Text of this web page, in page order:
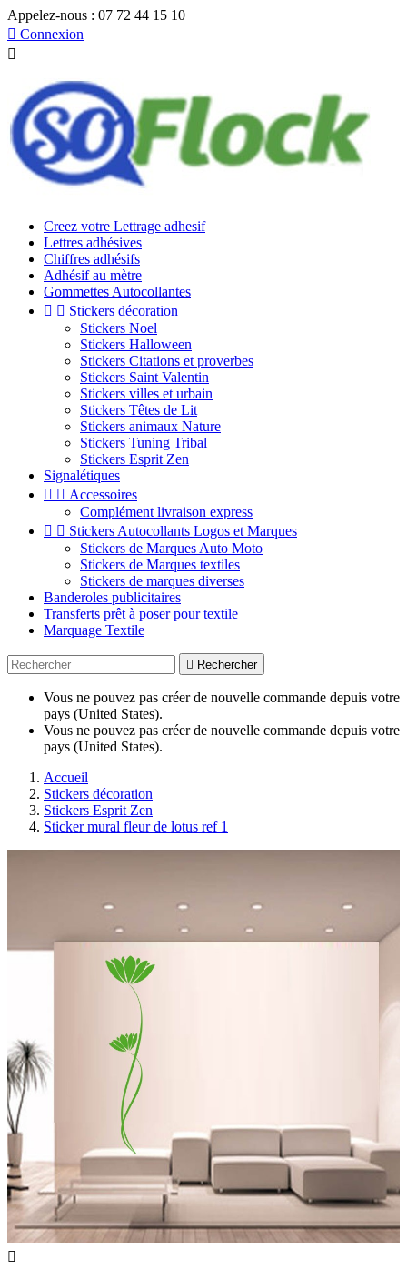
Appelez-nous : 07 72 44 15 10
 Connexion

Creez votre Lettrage adhesif
Lettres adhésives
Chiffres adhésifs
Adhésif au mètre
Gommettes Autocollantes
  Stickers décoration
Stickers Noel
Stickers Halloween
Stickers Citations et proverbes
Stickers Saint Valentin
Stickers villes et urbain
Stickers Têtes de Lit
Stickers animaux Nature
Stickers Tuning Tribal
Stickers Esprit Zen
Signalétiques
  Accessoires
Complément livraison express
  Stickers Autocollants Logos et Marques
Stickers de Marques Auto Moto
Stickers de Marques textiles
Stickers de marques diverses
Banderoles publicitaires
Transferts prêt à poser pour textile
Marquage Textile
 Rechercher
Vous ne pouvez pas créer de nouvelle commande depuis votre
pays (United States).
Vous ne pouvez pas créer de nouvelle commande depuis votre
pays (United States).
Accueil
Stickers décoration
Stickers Esprit Zen
Sticker mural fleur de lotus ref 1
